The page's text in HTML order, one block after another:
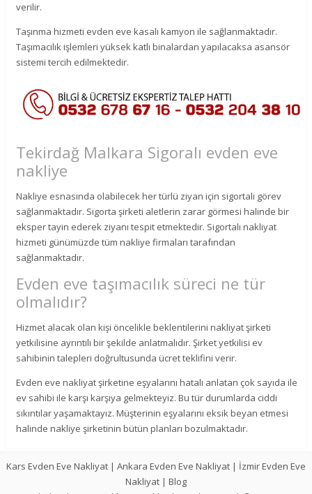
verilir.
Taşınma hizmeti evden eve kasalı kamyon ile sağlanmaktadır.
Taşımacılık işlemleri yüksek katlı binalardan yapılacaksa asansör
sistemi tercih edilmektedir.
Tekirdağ Malkara Sigoralı evden eve
nakliye
Nakliye esnasında olabilecek her türlü ziyan için sigortalı görev
sağlanmaktadır. Sigorta şirketi aletlerin zarar görmesi halinde bir
eksper tayin ederek ziyanı tespit etmektedir. Sigortalı nakliyat
hizmeti günümüzde tüm nakliye firmaları tarafından
sağlanmaktadır.
Evden eve taşımacılık süreci ne tür
olmalıdır?
Hizmet alacak olan kişi öncelikle beklentilerini nakliyat şirketi
yetkilisine ayrıntılı bir şekilde anlatmalıdır. Şirket yetkilisi ev
sahibinin talepleri doğrultusunda ücret teklifini verir.
Evden eve nakliyat şirketine eşyalarını hatalı anlatan çok sayıda ile
ev sahibi ile karşı karşıya gelmekteyiz. Bu tür durumlarda ciddi
sıkıntılar yaşamaktayız. Müşterinin eşyalarını eksik beyan etmesi
halinde nakliye şirketinin bütün planları bozulmaktadır.
Kars Evden Eve Nakliyat | Ankara Evden Eve Nakliyat | İzmir Evden Eve
Nakliyat | Blog